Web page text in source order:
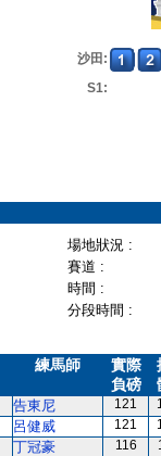
沙田:
S1:
場地狀況 :
賽道 :
時間 :
分段時間 :
練馬師
實際
負磅
告東尼 121
呂健威 121
丁冠豪 116